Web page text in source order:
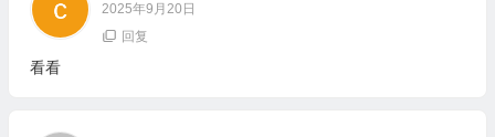
2025年9月20日
回复
看看